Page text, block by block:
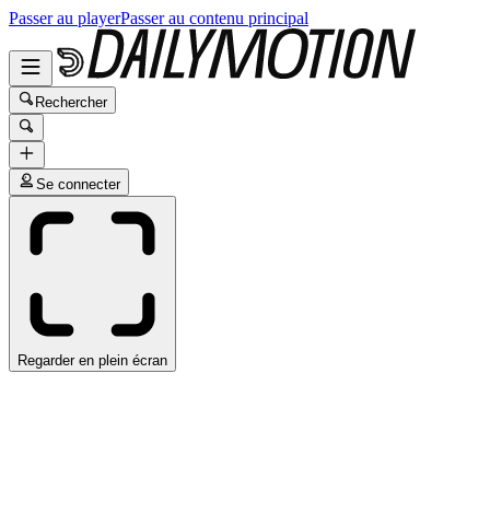
Passer au playerPasser au contenu principal
Rechercher
Se connecter
Regarder en plein écran